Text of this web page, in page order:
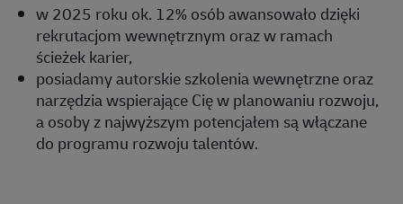
w 2025 roku ok. 12% osób awansowało dzięki
rekrutacjom wewnętrznym oraz w ramach
ścieżek karier,
posiadamy autorskie szkolenia wewnętrzne oraz
narzędzia wspierające Cię w planowaniu rozwoju,
a osoby z najwyższym potencjałem są włączane
do programu rozwoju talentów.